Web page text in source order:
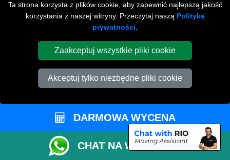
Ta strona korzysta z plików cookie, aby zapewnić najlepszą jakość
korzystania z naszej witryny. Przeczytaj naszą Politykę
prywatności
Zaakceptuj wszystkie pliki cookie
Akceptuj tylko niezbędne pliki cookie
Napisz do nas
+44 208 099 9173
STREFA KLIENTA
FAQ
Rekomendacje
Polityka Prywatności
DARMOWA WYCENA
CHAT NA WHATSAPP